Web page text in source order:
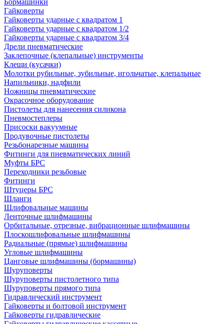
Бормашинки
Гайковерты
Гайковерты ударные с квадратом 1
Гайковерты ударные с квадратом 1/2
Гайковерты ударные с квадратом 3/4
Дрели пневматические
Заклепочные (клепальные) инструменты
Клещи (кусачки)
Молотки рубильные, зубильные, игольчатые, клепальные
Напильники, надфили
Ножницы пневматические
Окрасочное оборудование
Пистолеты для нанесения силикона
Пневмостеплеры
Присоски вакуумные
Продувочные пистолеты
Резьбонарезные машины
Фитинги для пневматических линий
Муфты БРС
Переходники резьбовые
Фитинги
Штуцеры БРС
Шланги
Шлифовальные машины
Ленточные шлифмашины
Орбитальные, отрезные, вибрационные шлифмашины
Плоскошлифовальные шлифмашины
Радиальные (прямые) шлифмашины
Угловые шлифмашины
Цанговые шлифмашины (бормашины)
Шуруповерты
Шуруповерты пистолетного типа
Шуруповерты прямого типа
Гидравлический инструмент
Гайковерты и болтовой инструмент
Гайковерты гидравлические